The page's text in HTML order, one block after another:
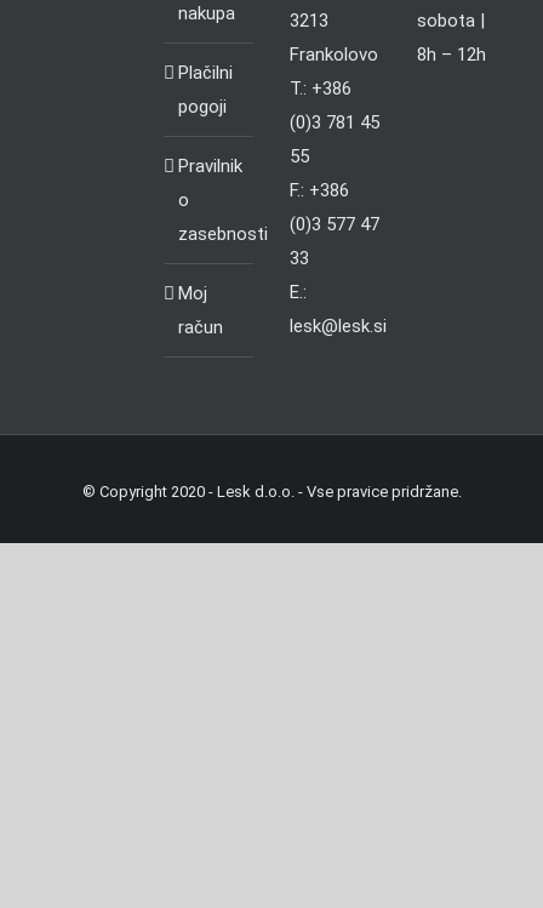
nakupa
Plačilni
pogoji
Pravilnik
o
zasebnosti
Moj
račun
3213
Frankolovo
T.: +386
(0)3 781 45
55
F.: +386
(0)3 577 47
33
E.:
lesk@lesk.si
sobota |
8h – 12h
© Copyright 2020 - Lesk d.o.o. - Vse pravice pridržane.